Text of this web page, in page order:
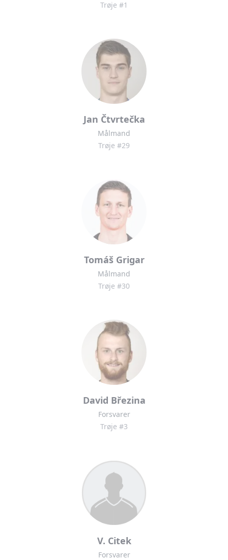
Trøje #1
Jan Čtvrtečka
Målmand
Trøje #29
Tomáš Grigar
Målmand
Trøje #30
David Březina
Forsvarer
Trøje #3
V. Citek
Forsvarer